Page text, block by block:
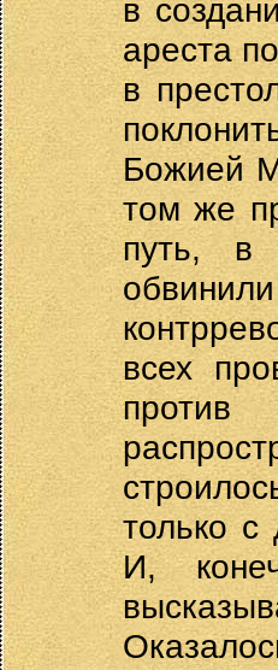
в
ареста
в
Божией
том же
путь, в
всех
только
И,